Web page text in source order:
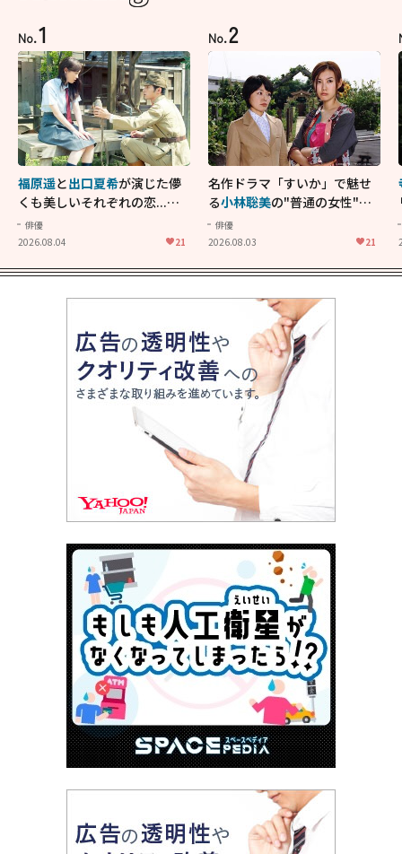
No.1
福原遥と出口夏希が演じた儚
くも美しいそれぞれの恋...生
きることの尊さを教えてくれ
た映画「あの花が咲く丘で、
俳優
2026.08.04
21
No.2
名作ドラマ「すいか」で魅せ
る小林聡美の"普通の女性"が
大人に刺さる...映画「かもめ
食堂」にも通じる静かな芝居
俳優
2026.08.03
21